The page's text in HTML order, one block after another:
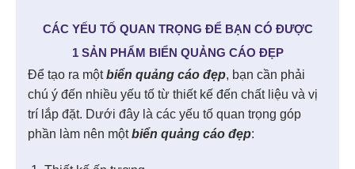
CÁC YẾU TỐ QUAN TRỌNG ĐỂ BẠN CÓ ĐƯỢC
1 SẢN PHẨM BIỂN QUẢNG CÁO ĐẸP
Để tạo ra mộtbiển quảng cáo đẹp, bạn cần phải
chú ý đến nhiều yếu tố từ thiết kế đến chất liệu và vị
trí lắp đặt. Dưới đây là các yếu tố quan trọng góp
phần làm nên mộtbiển quảng cáo đẹp: